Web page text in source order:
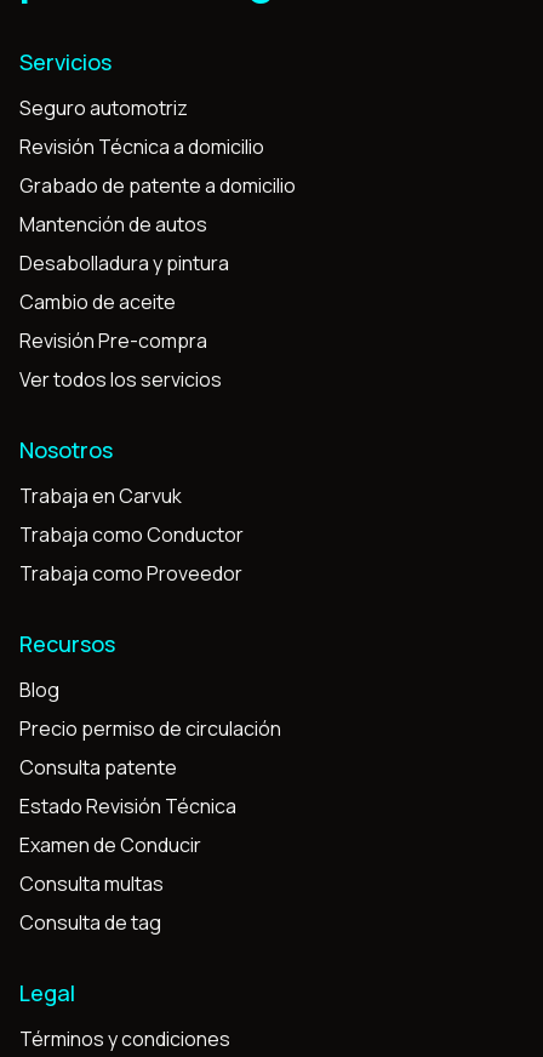
Servicios
Seguro automotriz
Revisión Técnica a domicilio
Grabado de patente a domicilio
Mantención de autos
Desabolladura y pintura
Cambio de aceite
Revisión Pre-compra
Ver todos los servicios
Nosotros
Trabaja en Carvuk
Trabaja como Conductor
Trabaja como Proveedor
Recursos
Blog
Precio permiso de circulación
Consulta patente
Estado Revisión Técnica
Examen de Conducir
Consulta multas
Consulta de tag
Legal
Términos y condiciones